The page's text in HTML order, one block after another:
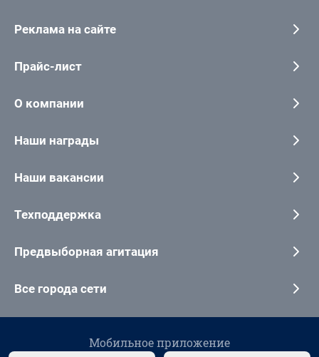
Реклама на сайте
Прайс-лист
О компании
Наши награды
Наши вакансии
Техподдержка
Предвыборная агитация
Все города сети
Мобильное приложение